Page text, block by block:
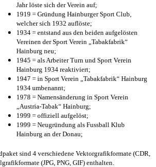
Jahr löste sich der Verein auf;
1919 = Gründung Hainburger Sport Club,
welcher sich 1932 auflöste;
1934 = entstand aus den beiden aufgelösten
Vereinen der Sport Verein „Tabakfabrik“
Hainburg neu;
1945 = als Arbeiter Turn und Sport Verein
Hainburg 1934 reaktiviert;
1947 = in Sport Verein „Tabakfabrik“ Hainburg
1934 umbenannt;
1978 = Namensänderung in Sport Verein
„Austria-Tabak“ Hainburg;
1999 = offiziell aufgelöst;
1999 = Neugründung als Fussball Klub
Hainburg an der Donau;
sind 4 verschiedene Vektorgrafikformate (CDR,
(JPG, PNG, GIF) enthalten.